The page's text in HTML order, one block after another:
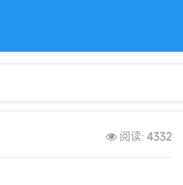
阅读: 4332